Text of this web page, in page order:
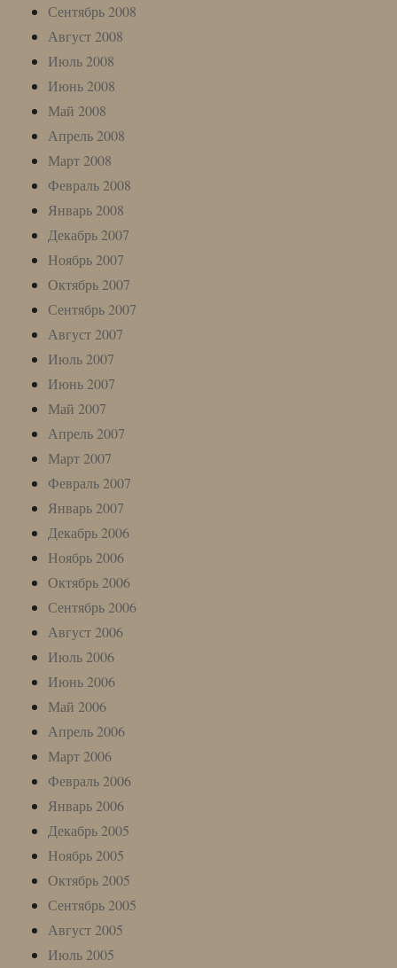
Сентябрь 2008
Август 2008
Июль 2008
Июнь 2008
Май 2008
Апрель 2008
Март 2008
Февраль 2008
Январь 2008
Декабрь 2007
Ноябрь 2007
Октябрь 2007
Сентябрь 2007
Август 2007
Июль 2007
Июнь 2007
Май 2007
Апрель 2007
Март 2007
Февраль 2007
Январь 2007
Декабрь 2006
Ноябрь 2006
Октябрь 2006
Сентябрь 2006
Август 2006
Июль 2006
Июнь 2006
Май 2006
Апрель 2006
Март 2006
Февраль 2006
Январь 2006
Декабрь 2005
Ноябрь 2005
Октябрь 2005
Сентябрь 2005
Август 2005
Июль 2005